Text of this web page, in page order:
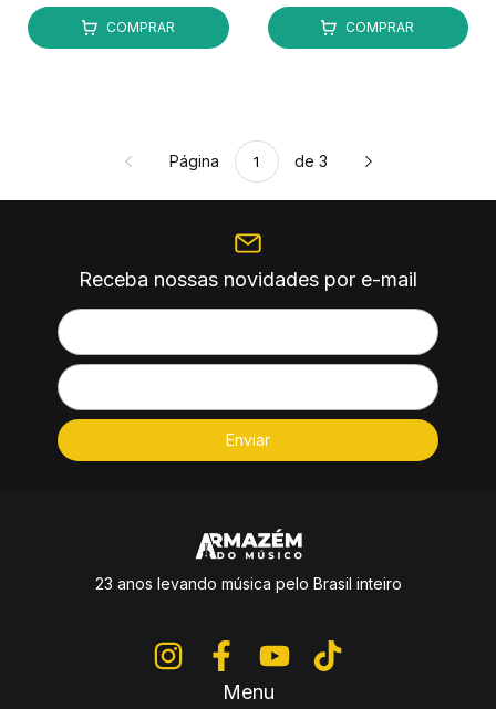
COMPRAR COMPRAR
Página de 3
Receba nossas novidades por e-mail
23 anos levando música pelo Brasil inteiro
Menu